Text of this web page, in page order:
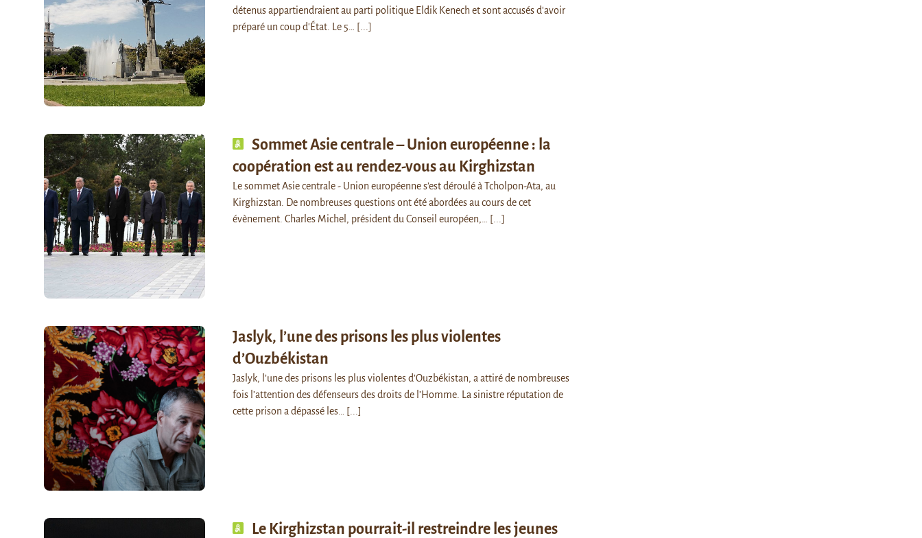
détenus appartiendraient au parti politique Eldik Kenech et sont accusés d'avoir
préparé un coup d'État. Le 5…
[...]
Sommet Asie centrale – Union européenne : la
coopération est au rendez-vous au Kirghizstan
Le sommet Asie centrale - Union européenne s’est déroulé à Tcholpon-Ata, au
Kirghizstan. De nombreuses questions ont été abordées au cours de cet
évènement. Charles Michel, président du Conseil européen,…
[...]
Jaslyk, l’une des prisons les plus violentes
d’Ouzbékistan
Jaslyk, l’une des prisons les plus violentes d’Ouzbékistan, a attiré de nombreuses
fois l’attention des défenseurs des droits de l’Homme. La sinistre réputation de
cette prison a dépassé les…
[...]
Le Kirghizstan pourrait-il restreindre les jeunes